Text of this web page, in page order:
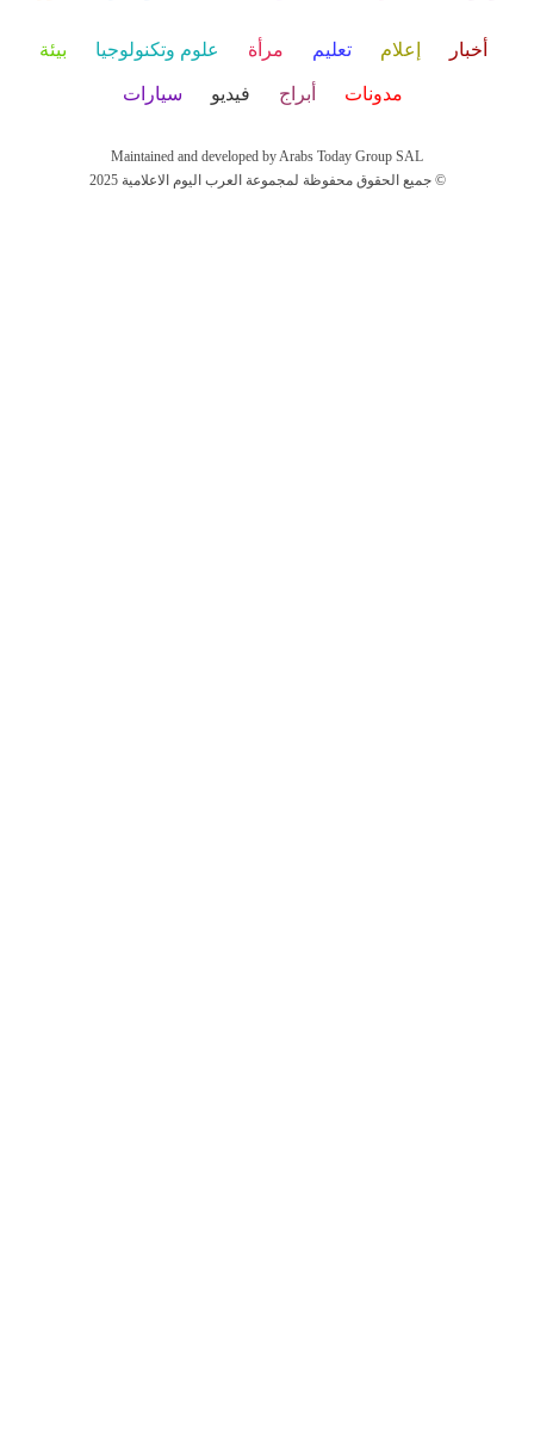
أخبار إعلام تعليم مرأة علوم وتكنولوجيا بيئة
مدونات أبراج فيديو سيارات
Maintained and developed by Arabs Today Group SAL
جميع الحقوق محفوظة لمجموعة العرب اليوم الاعلامية 2025 ©